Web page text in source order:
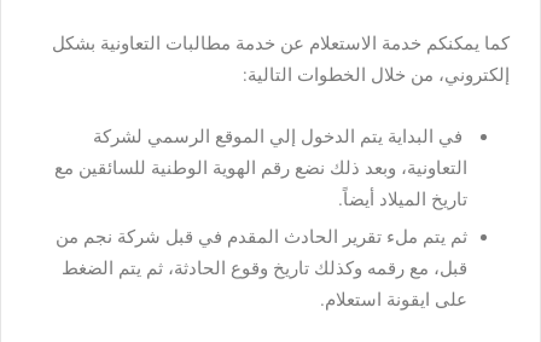
كما يمكنكم خدمة الاستعلام عن خدمة مطالبات التعاونية بشكل
إلكتروني، من خلال الخطوات التالية:
في البداية يتم الدخول إلي الموقع الرسمي لشركة
التعاونية، وبعد ذلك نضع رقم الهوية الوطنية للسائقين مع
تاريخ الميلاد أيضاً.
ثم يتم ملء تقرير الحادث المقدم في قبل شركة نجم من
قبل، مع رقمه وكذلك تاريخ وقوع الحادثة، ثم يتم الضغط
على ايقونة استعلام.